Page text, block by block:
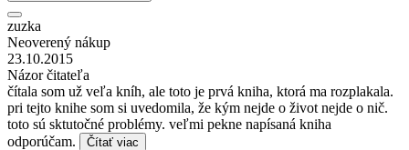
zuzka
Neoverený nákup
23.10.2015
Názor čitateľa
čítala som už veľa kníh, ale toto je prvá kniha, ktorá ma rozplakala.
pri tejto knihe som si uvedomila, že kým nejde o život nejde o nič.
toto sú sktutočné problémy. veľmi pekne napísaná kniha
odporúčam.
Čítať viac